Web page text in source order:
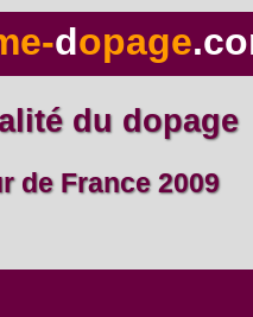
dopage
du dopage
de France 2009